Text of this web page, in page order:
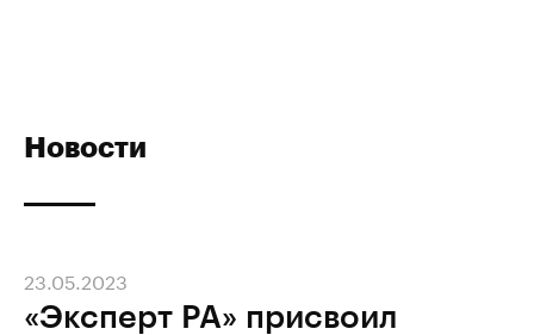
Новости
«Эксперт РА» присвоил
23.05.2023